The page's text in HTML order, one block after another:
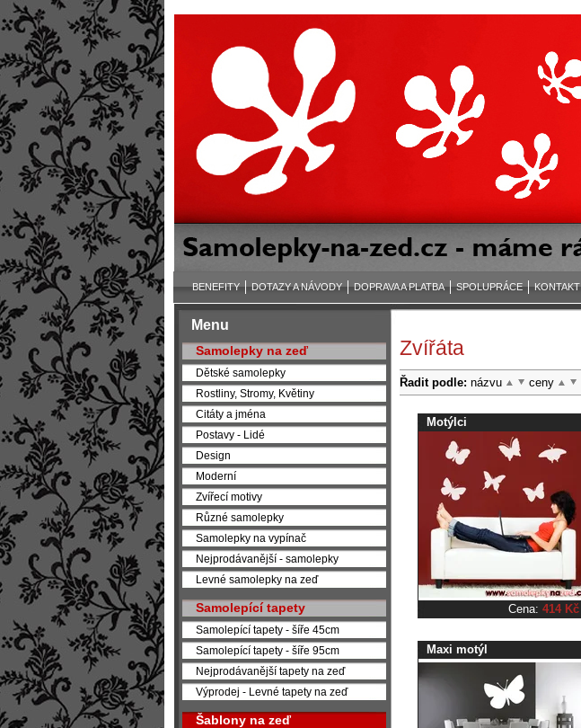
Zvířáta
Řadit podle: názvu ceny
Motýlci
Cena: 414 Kč
Maxi motýl
Menu
Samolepky na zeď
Dětské samolepky
Rostliny, Stromy, Květiny
Citáty a jména
Postavy - Lidé
Design
Moderní
Zvířecí motivy
Různé samolepky
Samolepky na vypínač
Nejprodávanější - samolepky
Levné samolepky na zeď
Samolepící tapety
Samolepící tapety - šíře 45cm
Samolepící tapety - šíře 95cm
Nejprodávanější tapety na zeď
Výprodej - Levné tapety na zeď
Šablony na zeď
BENEFITY DOTAZY A NÁVODY DOPRAVA A PLATBA SPOLUPRÁCE KONTAKT